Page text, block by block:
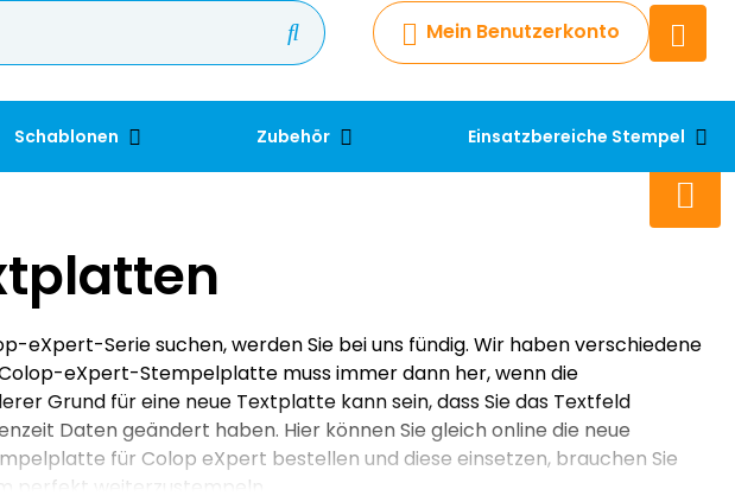
Mein Benutzerkonto
Schablonen Zubehör Einsatzbereiche Stempel
Chatbot
Chatten Sie 24/7 mit unserem
+49 2038 0480 403
eXpert-Serie suchen, werden Sie bei uns fündig. Wir haben verschiedene
eXpert-Stempelplatte muss immer dann her, wenn die
Grund für eine neue Textplatte kann sein, dass Sie das Textfeld
Daten geändert haben. Hier können Sie gleich online die neue
für Colop eXpert bestellen und diese einsetzen, brauchen Sie
perfekt weiterzustempeln.